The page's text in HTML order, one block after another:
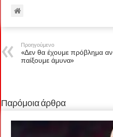
Προηγούμενο
«Δεν θα έχουμε πρόβλημα αν
παίξουμε άμυνα»
Παρόμοια άρθρα